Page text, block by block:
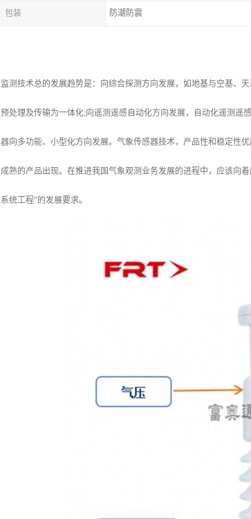
包装 防潮防震
监测技术总的发展趋势是：向综合探测方向发展，如地基与空基、
预处理及传输为一体化;向遥测遥感自动化方向发展，自动化遥测遥
器向多功能、小型化方向发展。气象传感器技术，产品性和稳定性
成熟的产品出现。在推进我国气象观测业务发展的进程中，应该向
系统工程”的发展要求。